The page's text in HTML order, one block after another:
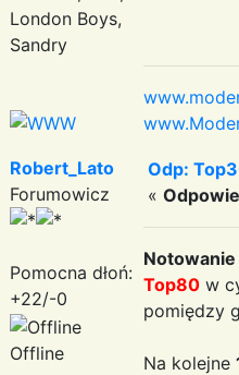
London Boys,
Sandry
Robert_Lato
Forumowicz
Pomocna dłoń:
+22/-0
Offline
Odp:
«
Notowanie
Top80 w
pomiędzy
Na kolejne